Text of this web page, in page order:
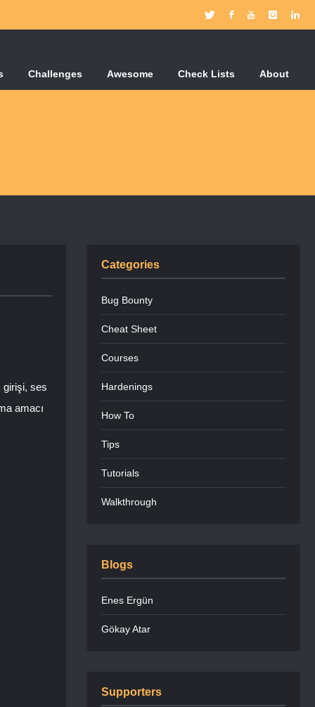
Challenges Awesome Check Lists About
girişi, ses
amacı
Categories
Bug Bounty
Cheat Sheet
Courses
Hardenings
How To
Tips
Tutorials
Walkthrough
Blogs
Enes Ergün
Gökay Atar
Supporters